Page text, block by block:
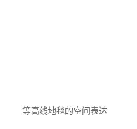
等高线地毯的空间表达